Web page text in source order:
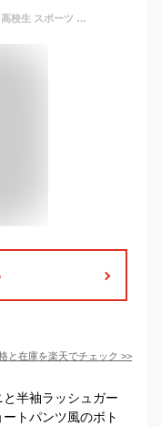
即納 水着 レディース 中学生 韓国 水着 高校生 スポーツ 女の子 露出控え 体型カバー スポーティー 3点セット セパレート タンキニ ショートパンツ 小学生 女子 水着 韓国風 日焼け防止 UVパーカー UVカッド ラッシュガード 夏 温泉 修学旅行 ファション お洒落 セット
と在庫を楽天でチェック >>
半袖ラッシュガー
トパンツ風のボト